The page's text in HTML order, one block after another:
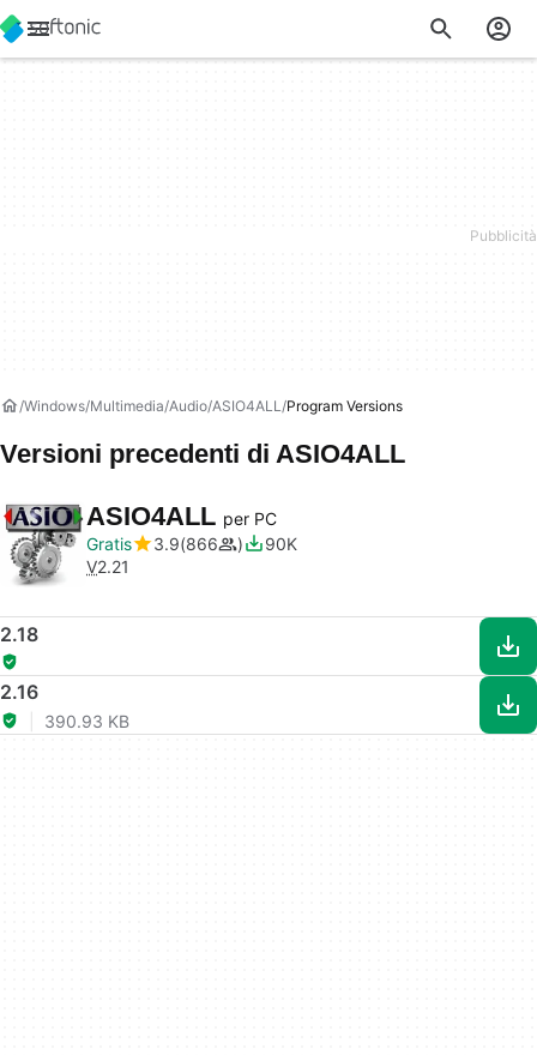
Windows Multimedia Audio ASIO4ALL Program Versions
Versioni precedenti di ASIO4ALL
ASIO4ALL per PC
Gratis
3.9 866
90K
V2.21
2.18
2.16
390.93 KB